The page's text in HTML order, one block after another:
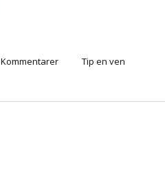
Kommentarer Tip en ven